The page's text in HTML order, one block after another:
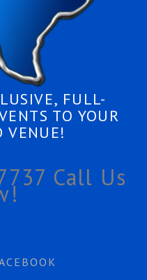
FULL-
TO YOUR
VENUE!
Call Us